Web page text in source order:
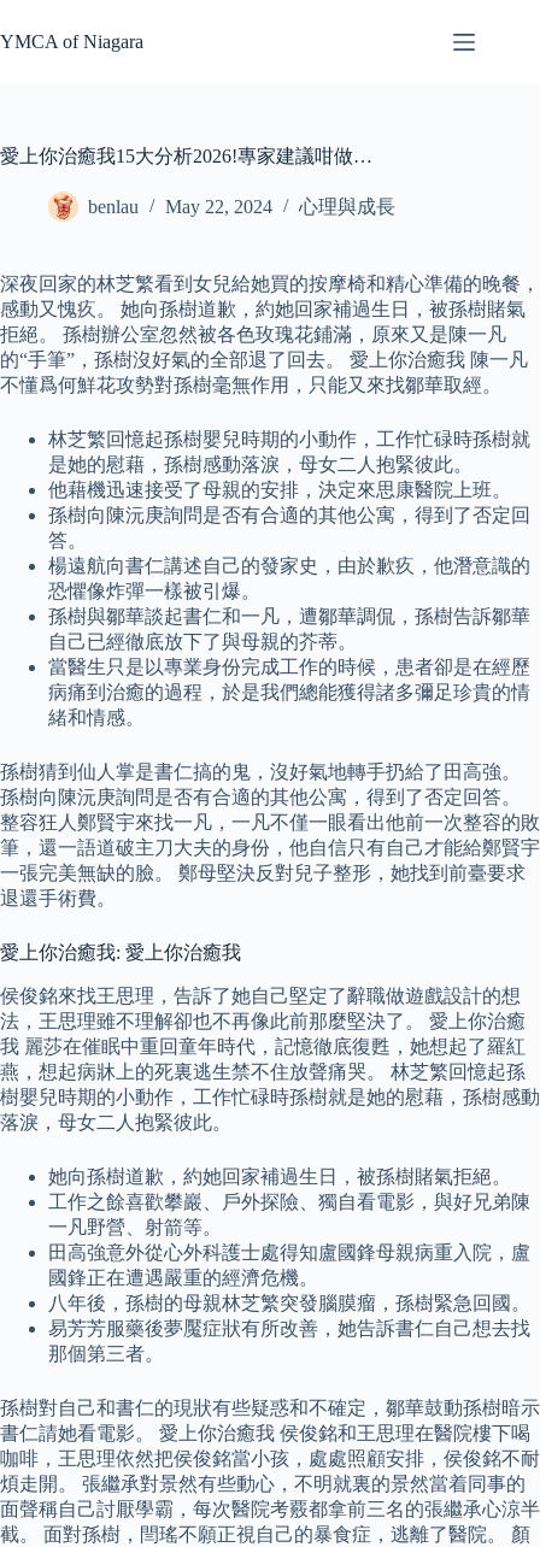
to
content
YMCA of Niagara
愛上你治癒我15大分析2026!專家建議咁做…
benlau May 22, 2024 心理與成長
深夜回家的林芝繁看到女兒給她買的按摩椅和精心準備的晚餐，
感動又愧疚。 她向孫樹道歉，約她回家補過生日，被孫樹賭氣
拒絕。 孫樹辦公室忽然被各色玫瑰花鋪滿，原來又是陳一凡
的“手筆”，孫樹沒好氣的全部退了回去。 愛上你治癒我 陳一凡
不懂爲何鮮花攻勢對孫樹毫無作用，只能又來找鄒華取經。
林芝繁回憶起孫樹嬰兒時期的小動作，工作忙碌時孫樹就
是她的慰藉，孫樹感動落淚，母女二人抱緊彼此。
他藉機迅速接受了母親的安排，決定來思康醫院上班。
孫樹向陳沅庚詢問是否有合適的其他公寓，得到了否定回
答。
楊遠航向書仁講述自己的發家史，由於歉疚，他潛意識的
恐懼像炸彈一樣被引爆。
孫樹與鄒華談起書仁和一凡，遭鄒華調侃，孫樹告訴鄒華
自己已經徹底放下了與母親的芥蒂。
當醫生只是以專業身份完成工作的時候，患者卻是在經歷
病痛到治癒的過程，於是我們總能獲得諸多彌足珍貴的情
緒和情感。
孫樹猜到仙人掌是書仁搞的鬼，沒好氣地轉手扔給了田高強。
孫樹向陳沅庚詢問是否有合適的其他公寓，得到了否定回答。
整容狂人鄭賢宇來找一凡，一凡不僅一眼看出他前一次整容的敗
筆，還一語道破主刀大夫的身份，他自信只有自己才能給鄭賢宇
一張完美無缺的臉。 鄭母堅決反對兒子整形，她找到前臺要求
退還手術費。
愛上你治癒我: 愛上你治癒我
侯俊銘來找王思理，告訴了她自己堅定了辭職做遊戲設計的想
法，王思理雖不理解卻也不再像此前那麼堅決了。 愛上你治癒
我 麗莎在催眠中重回童年時代，記憶徹底復甦，她想起了羅紅
燕，想起病牀上的死裏逃生禁不住放聲痛哭。 林芝繁回憶起孫
樹嬰兒時期的小動作，工作忙碌時孫樹就是她的慰藉，孫樹感動
落淚，母女二人抱緊彼此。
她向孫樹道歉，約她回家補過生日，被孫樹賭氣拒絕。
工作之餘喜歡攀巖、戶外探險、獨自看電影，與好兄弟陳
一凡野營、射箭等。
田高強意外從心外科護士處得知盧國鋒母親病重入院，盧
國鋒正在遭遇嚴重的經濟危機。
八年後，孫樹的母親林芝繁突發腦膜瘤，孫樹緊急回國。
易芳芳服藥後夢魘症狀有所改善，她告訴書仁自己想去找
那個第三者。
孫樹對自己和書仁的現狀有些疑惑和不確定，鄒華鼓動孫樹暗示
書仁請她看電影。 愛上你治癒我 侯俊銘和王思理在醫院樓下喝
咖啡，王思理依然把侯俊銘當小孩，處處照顧安排，侯俊銘不耐
煩走開。 張繼承對景然有些動心，不明就裏的景然當着同事的
面聲稱自己討厭學霸，每次醫院考覈都拿前三名的張繼承心涼半
截。 面對孫樹，閆瑤不願正視自己的暴食症，逃離了醫院。 顏